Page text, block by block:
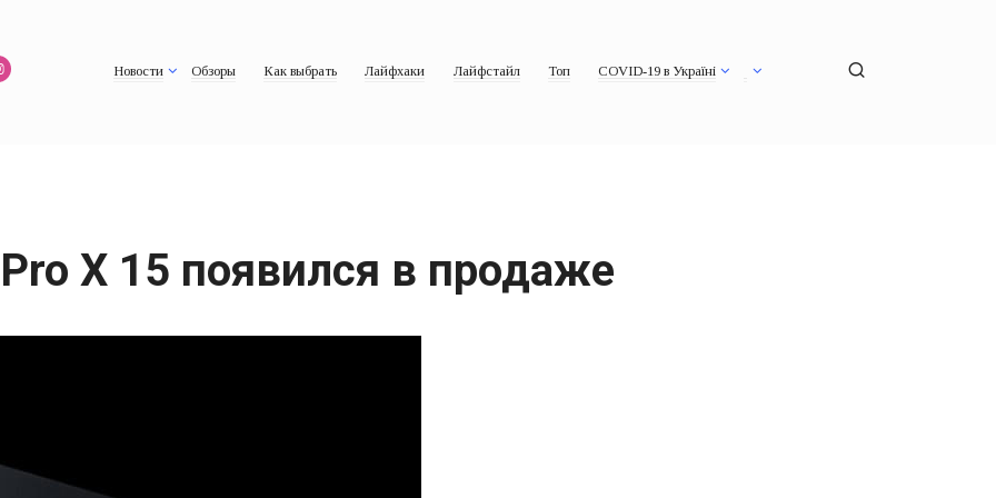
Новости Обзоры Как выбрать Лайфхаки Лайфстайл Топ COVID-19 в Україні
X 15 появился в продаже